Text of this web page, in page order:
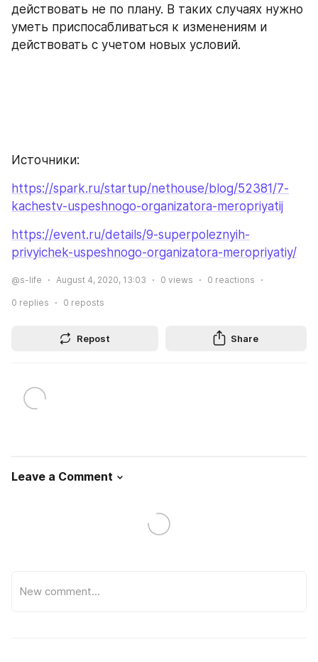
действовать не по плану. В таких случаях нужно
уметь приспосабливаться к изменениям и
действовать с учетом новых условий.
Источники:
https://spark.ru/startup/nethouse/blog/52381/7-
kachestv-uspeshnogo-organizatora-meropriyatij
https://event.ru/details/9-superpoleznyih-
privyichek-uspeshnogo-organizatora-meropriyatiy/
@s-life August 4, 2020, 13:03 0 views 0 reactions
0 replies 0 reposts
Repost Share
Leave a Comment